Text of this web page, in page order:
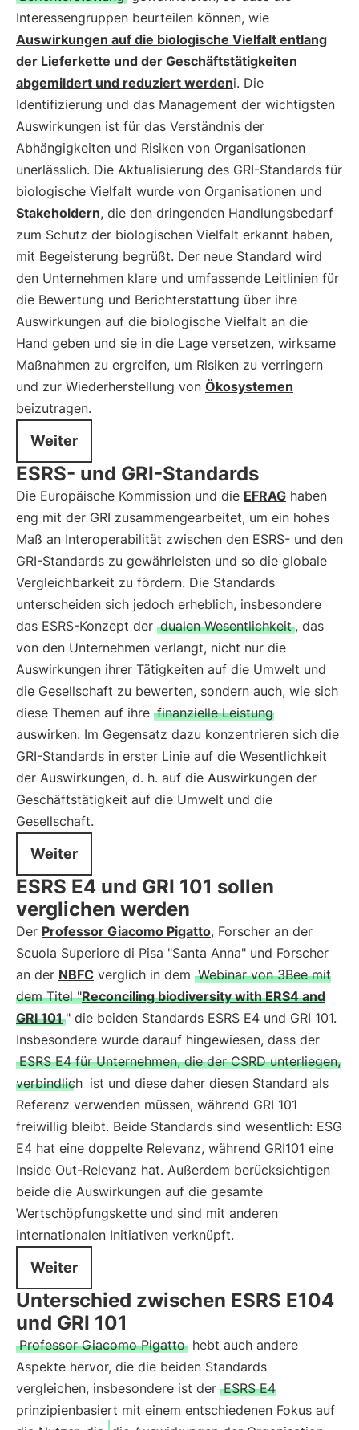
Interessengruppen beurteilen können, wie
Auswirkungen auf die biologische Vielfalt entlang
der Lieferkette und der Geschäftstätigkeiten
abgemildert und reduziert werdeni. Die
Identifizierung und das Management der wichtigsten
Auswirkungen ist für das Verständnis der
Abhängigkeiten und Risiken von Organisationen
unerlässlich. Die Aktualisierung des GRI-Standards für
biologische Vielfalt wurde von Organisationen und
Stakeholdern, die den dringenden Handlungsbedarf
zum Schutz der biologischen Vielfalt erkannt haben,
mit Begeisterung begrüßt. Der neue Standard wird
den Unternehmen klare und umfassende Leitlinien für
die Bewertung und Berichterstattung über ihre
Auswirkungen auf die biologische Vielfalt an die
Hand geben und sie in die Lage versetzen, wirksame
Maßnahmen zu ergreifen, um Risiken zu verringern
und zur Wiederherstellung von Ökosystemen
beizutragen.
Weiter
ESRS- und GRI-Standards
Die Europäische Kommission und die EFRAG haben
eng mit der GRI zusammengearbeitet, um ein hohes
Maß an Interoperabilität zwischen den ESRS- und den
GRI-Standards zu gewährleisten und so die globale
Vergleichbarkeit zu fördern. Die Standards
unterscheiden sich jedoch erheblich, insbesondere
das ESRS-Konzept der dualen Wesentlichkeit , das
von den Unternehmen verlangt, nicht nur die
Auswirkungen ihrer Tätigkeiten auf die Umwelt und
die Gesellschaft zu bewerten, sondern auch, wie sich
diese Themen auf ihre finanzielle Leistung
auswirken. Im Gegensatz dazu konzentrieren sich die
GRI-Standards in erster Linie auf die Wesentlichkeit
der Auswirkungen, d. h. auf die Auswirkungen der
Geschäftstätigkeit auf die Umwelt und die
Gesellschaft.
Weiter
ESRS E4 und GRI 101 sollen
verglichen werden
Der Professor Giacomo Pigatto, Forscher an der
Scuola Superiore di Pisa "Santa Anna" und Forscher
an der NBFC verglich in dem Webinar von 3Bee mit
dem Titel "Reconciling biodiversity with ERS4 and
GRI 101 " die beiden Standards ESRS E4 und GRI 101.
Insbesondere wurde darauf hingewiesen, dass der
ESRS E4 für Unternehmen, die der CSRD unterliegen,
verbindlich ist und diese daher diesen Standard als
Referenz verwenden müssen, während GRI 101
freiwillig bleibt. Beide Standards sind wesentlich: ESG
E4 hat eine doppelte Relevanz, während GRI101 eine
Inside Out-Relevanz hat. Außerdem berücksichtigen
beide die Auswirkungen auf die gesamte
Wertschöpfungskette und sind mit anderen
internationalen Initiativen verknüpft.
Weiter
Unterschied zwischen ESRS E104
und GRI 101
Professor Giacomo Pigatto hebt auch andere
Aspekte hervor, die die beiden Standards
vergleichen, insbesondere ist der ESRS E4
prinzipienbasiert mit einem entschiedenen Fokus auf